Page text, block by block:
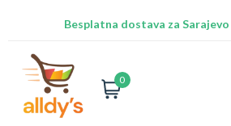
Besplatna dostava za
0